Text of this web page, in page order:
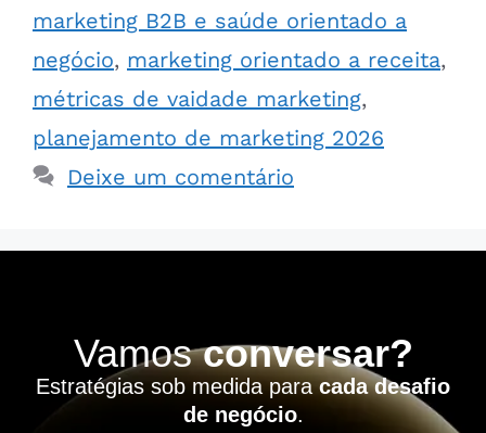
marketing B2B e saúde orientado a
negócio, marketing orientado a receita,
métricas de vaidade marketing,
planejamento de marketing 2026
Deixe um comentário
Vamosconversar?
Estratégias sob medida paracada desafio
de negócio.